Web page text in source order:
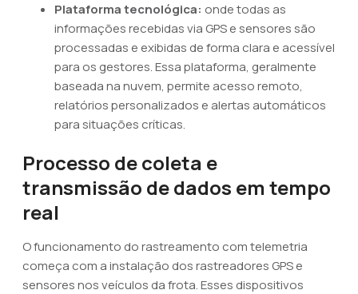
Plataforma tecnológica: onde todas as
informações recebidas via GPS e sensores são
processadas e exibidas de forma clara e acessível
para os gestores. Essa plataforma, geralmente
baseada na nuvem, permite acesso remoto,
relatórios personalizados e alertas automáticos
para situações críticas.
Processo de coleta e
transmissão de dados em tempo
real
O funcionamento do rastreamento com telemetria
começa com a instalação dos rastreadores GPS e
sensores nos veículos da frota. Esses dispositivos